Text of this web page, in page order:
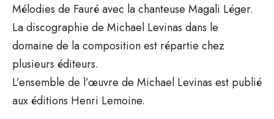
Mélodies de Fauré avec la chanteuse Magali Léger.
La discographie de Michael Levinas dans le
domaine de la composition est répartie chez
plusieurs éditeurs.
L’ensemble de l’œuvre de Michael Levinas est publié
aux éditions Henri Lemoine.